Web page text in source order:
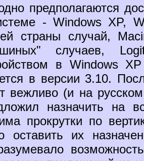
предполагаются
- Windows XP,
страны случай,
случаев,
в Windows
в версии 3.10.
вежливо (и на
назначить на
прокрутки по
оставить их